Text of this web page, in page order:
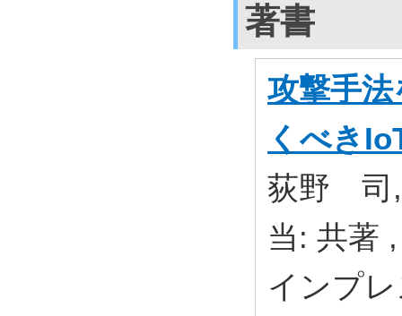
著書
攻撃手
くべき
荻野 司
当: 共著
インプ